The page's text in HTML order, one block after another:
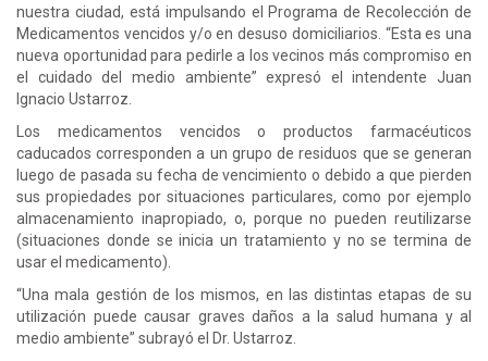
nuestra ciudad, está impulsando el Programa de Recolección de
Medicamentos vencidos y/o en desuso domiciliarios. “Esta es una
nueva oportunidad para pedirle a los vecinos más compromiso en
el cuidado del medio ambiente” expresó el intendente Juan
Ignacio Ustarroz.
Los medicamentos vencidos o productos farmacéuticos
caducados corresponden a un grupo de residuos que se generan
luego de pasada su fecha de vencimiento o debido a que pierden
sus propiedades por situaciones particulares, como por ejemplo
almacenamiento inapropiado, o, porque no pueden reutilizarse
(situaciones donde se inicia un tratamiento y no se termina de
usar el medicamento).
“Una mala gestión de los mismos, en las distintas etapas de su
utilización puede causar graves daños a la salud humana y al
medio ambiente” subrayó el Dr. Ustarroz.